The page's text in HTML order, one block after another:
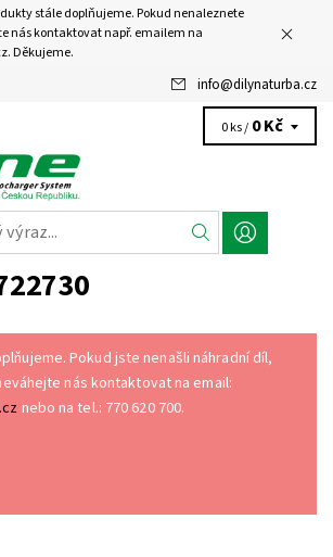
stále doplňujeme. Pokud nenaleznete
nás kontaktovat např. emailem na
Děkujeme.
info@dilynaturba.cz
0 ks / 0 Kč
Pokud jste nenašli náhradní díl,
nás kontaktovat na email:
nebo na tel.: 770 620 700.